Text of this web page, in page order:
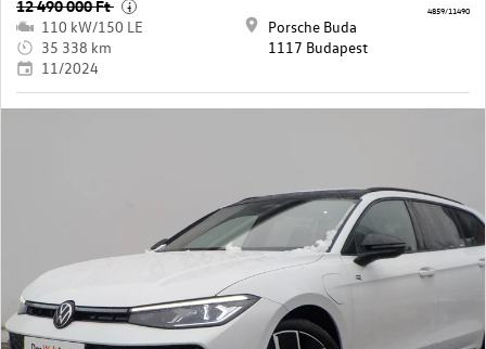
12 490 000 Ft i
110 kW/150 LE
35 338 km
11/2024
Porsche Buda
1117 Budapest
4859/11490